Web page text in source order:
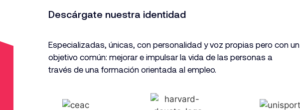
Descárgate nuestra identidad
Especializadas, únicas, con personalidad y voz propias pero con un
objetivo común: mejorar e impulsar la vida de las personas a
través de una formación orientada al empleo.